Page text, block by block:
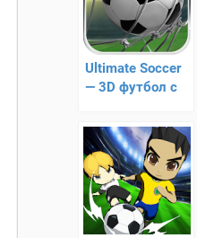
Ultimate Soccer
— 3D футбол с
управлением